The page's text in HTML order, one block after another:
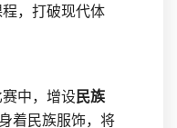
，打破现代体
中，增设民族
着民族服饰，将